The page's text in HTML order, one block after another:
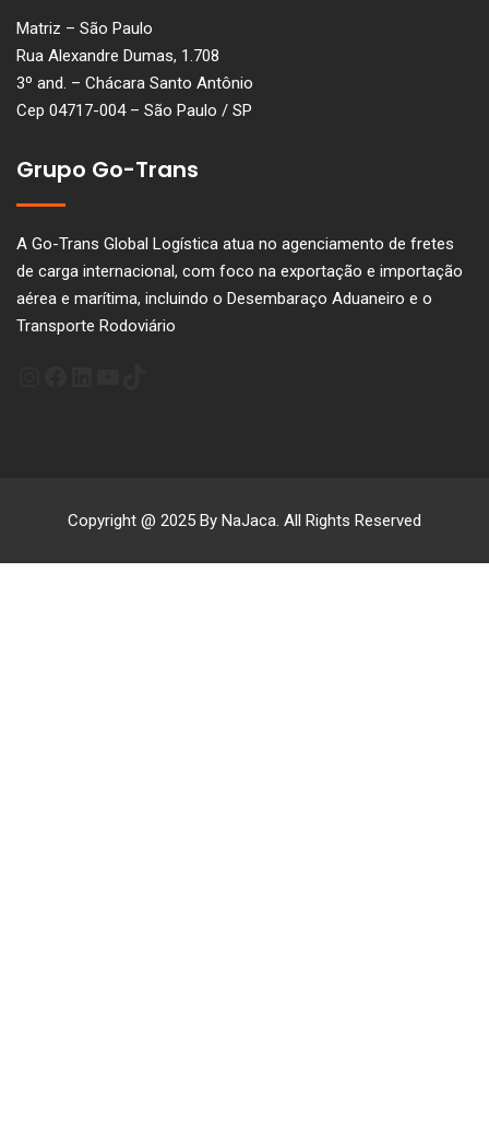
Matriz – São Paulo
Rua Alexandre Dumas, 1.708
3º and. – Chácara Santo Antônio
Cep 04717-004 – São Paulo / SP
Grupo Go-Trans
A Go-Trans Global Logística atua no agenciamento de fretes
de carga internacional, com foco na exportação e importação
aérea e marítima, incluindo o Desembaraço Aduaneiro e o
Transporte Rodoviário
Copyright @ 2025 By NaJaca. All Rights Reserved